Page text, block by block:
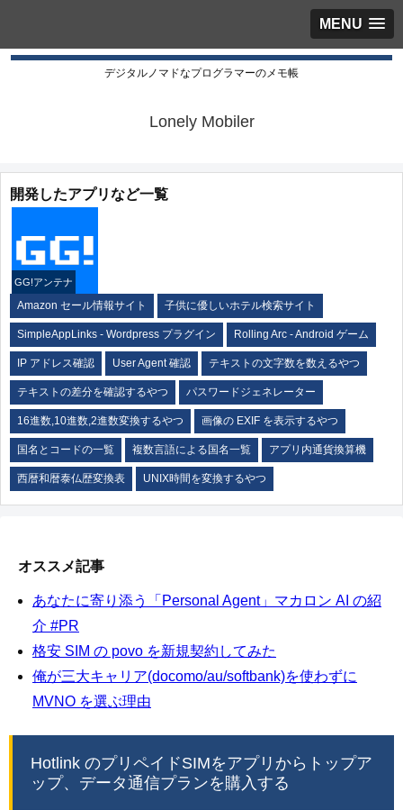
MENU
デジタルノマドなプログラマーのメモ帳
Lonely Mobiler
開発したアプリなど一覧
GG!アンテナ
Amazon セール情報サイト 子供に優しいホテル検索サイト
SimpleAppLinks - Wordpress プラグイン Rolling Arc - Android ゲーム
IP アドレス確認 User Agent 確認 テキストの文字数を数えるやつ
テキストの差分を確認するやつ パスワードジェネレーター
16進数,10進数,2進数変換するやつ 画像の EXIF を表示するやつ
国名とコードの一覧 複数言語による国名一覧 アプリ内通貨換算機
西暦和暦泰仏歴変換表 UNIX時間を変換するやつ
オススメ記事
あなたに寄り添う「Personal Agent」マカロン AI の紹
介 #PR
格安 SIM の povo を新規契約してみた
俺が三大キャリア(docomo/au/softbank)を使わずに
MVNO を選ぶ理由
Hotlink のプリペイドSIMをアプリからトップア
ップ、データ通信プランを購入する